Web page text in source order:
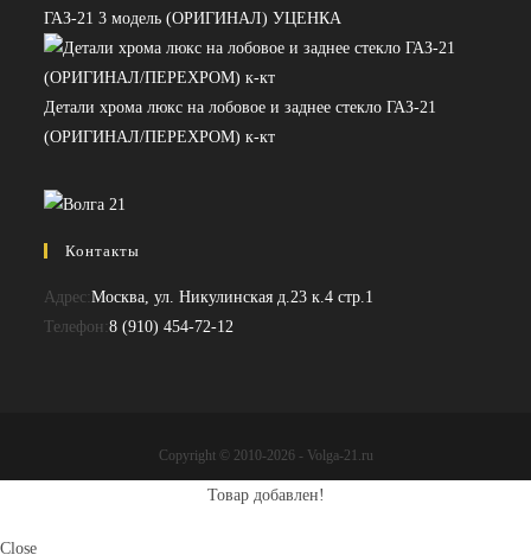
ГАЗ-21 3 модель (ОРИГИНАЛ) УЦЕНКА
Детали хрома люкс на лобовое и заднее стекло ГАЗ-21
(ОРИГИНАЛ/ПЕРЕХРОМ) к-кт
Контакты
Адрес:Москва, ул. Никулинская д.23 к.4 стр.1
Телефон:8 (910) 454-72-12
Copyright © 2010-2026 - Volga-21.ru
Товар добавлен!
Close